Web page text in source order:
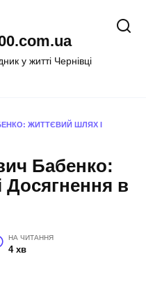
у житті Чернівці
ЖИТТЄВИЙ ШЛЯХ І
Бабенко:
в
НА ЧИТАННЯ
4 хв